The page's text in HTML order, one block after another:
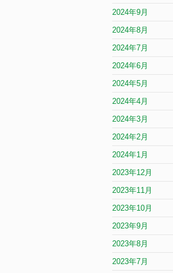
2024年9月
2024年8月
2024年7月
2024年6月
2024年5月
2024年4月
2024年3月
2024年2月
2024年1月
2023年12月
2023年11月
2023年10月
2023年9月
2023年8月
2023年7月